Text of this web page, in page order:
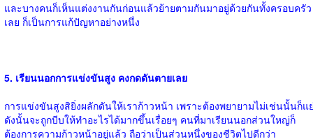
และบางคนก็เห็นแต่งงานกันก่อนแล้วย้ายตามกันมาอยู่ด้วยกันทั้งครอบครัว
เลย ก็เป็นการแก้ปัญหาอย่างหนึ่ง
5. เรียนนอกการแข่งขันสูง คงกดดันตายเลย
การแข่งขันสูงสิยิ่งผลักดันให้เราก้าวหน้า เพราะต้องพยายามไม่เช่นนั้นก็แ
ดังนั้นจะถูกบีบให้ทำอะไรได้มากขึ้นเรื่อยๆ คนที่มาเรียนนอกส่วนใหญ่ก็
ต้องการความก้าวหน้าอยู่แล้ว ถือว่าเป็นส่วนหนึ่งของชีวิตไปดีกว่า